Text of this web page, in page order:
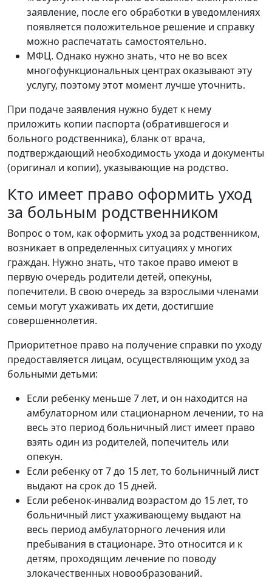
заявление, после его обработки в уведомлениях
появляется положительное решение и справку
можно распечатать самостоятельно.
МФЦ. Однако нужно знать, что не во всех
многофункциональных центрах оказывают эту
услугу, поэтому этот момент лучше уточнить.
При подаче заявления нужно будет к нему
приложить копии паспорта (обратившегося и
больного родственника), бланк от врача,
подтверждающий необходимость ухода и документы
(оригинал и копии), указывающие на родство.
Кто имеет право оформить уход
за больным родственником
Вопрос о том, как оформить уход за родственником,
возникает в определенных ситуациях у многих
граждан. Нужно знать, что такое право имеют в
первую очередь родители детей, опекуны,
попечители. В свою очередь за взрослыми членами
семьи могут ухаживать их дети, достигшие
совершеннолетия.
Приоритетное право на получение справки по уходу
предоставляется лицам, осуществляющим уход за
больными детьми:
Если ребенку меньше 7 лет, и он находится на
амбулаторном или стационарном лечении, то на
весь это период больничный лист имеет право
взять один из родителей, попечитель или
опекун.
Если ребенку от 7 до 15 лет, то больничный лист
выдают на срок до 15 дней.
Если ребенок-инвалид возрастом до 15 лет, то
больничный лист ухаживающему выдают на
весь период амбулаторного лечения или
пребывания в стационаре. Это относится и к
детям, проходящим лечение по поводу
злокачественных новообразований.